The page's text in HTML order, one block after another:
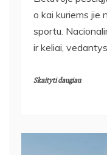
o kai kuriems jie
sportu.
ir keliai,
Skaityti daugiau